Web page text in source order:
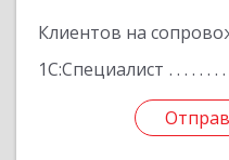
Клиентов на
1С:Специалист